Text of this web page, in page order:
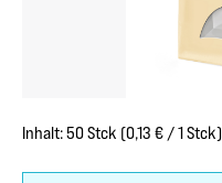
Inhalt:50 Stck (0,13 € / 1 Stck)